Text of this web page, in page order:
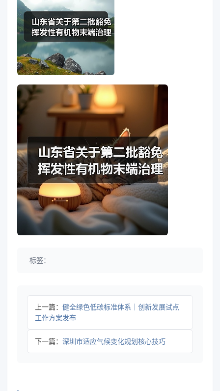
标签：
上一篇： 健全绿色低碳标准体系｜创新发展试点
工作方案发布
下一篇： 深圳市适应气候变化规划核心技巧